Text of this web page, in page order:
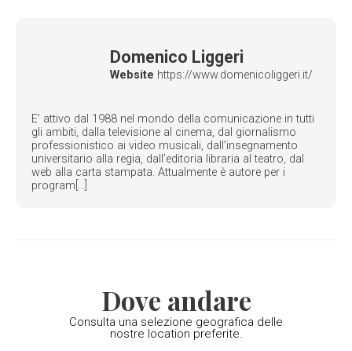
Domenico Liggeri
Website https://www.domenicoliggeri.it/
E’ attivo dal 1988 nel mondo della comunicazione in tutti
gli ambiti, dalla televisione al cinema, dal giornalismo
professionistico ai video musicali, dall’insegnamento
universitario alla regia, dall’editoria libraria al teatro, dal
web alla carta stampata. Attualmente è autore per i
program[...]
Dove andare
Consulta una selezione geografica delle
nostre location preferite.